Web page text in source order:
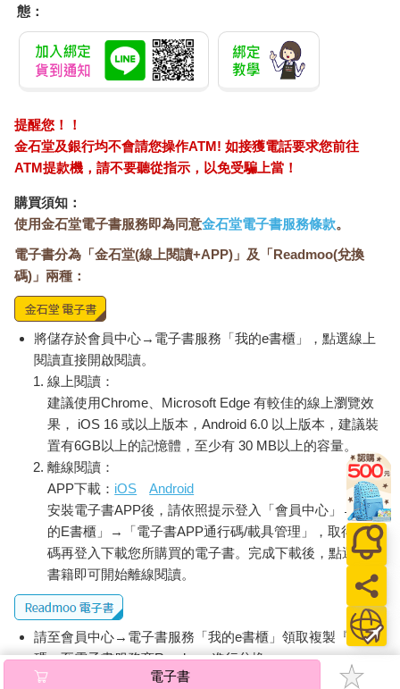
六月到八月這段時間所收穫的；而剩餘的兩成則在秋季採收。春
茶具有優良的風味和香氣。夏茶有優良的風味和型態，加上更為
厚重的黏稠感。秋茶擁有優良的型態， 但茶湯不像夏茶那般厚
當作是機緣湊巧的貢獻， 與稻米、番薯等其他作物一同種植。在
臺地區域，一般農地所占的面積較大， 而且其中用於種植茶樹的
田地比例較高； 但即使在此處，茶樹種植也完全是家族事業，難
中間人四處走動，並向製茶人購買茶葉，隨後再將茶葉賣給本地
商人；因此茶葉在中間人之間轉手，直到最後散裝茶葉都被收集
並包裝為止。在最忙碌的時期，茶園工作量超過家族負荷之際，
偶爾會雇用幫工，但這並非常態。
便開始工作的話，供應飲食的次數會多達一日五次。不過在一般
情況下，工人都會回家吃飯。
穿著燈籠褲的中國姑娘所戴的奇特頭飾，為茶園增添了有趣的特
色，她們的黑色頭巾從竹笠的尖頂拖曳向下，綁在下頷處，保護
頸部免受熱帶驕陽的強烈光線所傷害；妝點景色的還有稻田中顏
色雪白的鷺鷥，說來奇怪，這些鷺鷥的翅膀上似乎形成了咖啡色
的斑點記號， 牠們拋棄了自己原本在稻田中的使命， 轉而負起在
茶樹灌木間站崗的職責。
◆大稻埕搖曳的百合花
「大稻埕搖曳的百合花」是用來形容從事茶葉焙燒，還有在臺灣
的大中央茶葉市場分類貨棧中工作的中國姑娘。她們在炎夏季節
上工的路途中成群結隊，充滿歡聲笑語，完全是大稻埕最美麗的
景象之一。除了纏足之外，T．菲立普．泰瑞（T. Philip Terry）對
早期這些姑娘的描述如下：
她們青澀鮮嫩的臉龐塗抹著白粉與胭脂，墨黑色的頭髮在頭側梳
成光亮的髮髻，並插上一枝茉莉或盛開的玉蘭花做為裝飾，她們
豐滿的面容與閃閃發光的黑色眼睛，散發出撩人的魅力，她們歡
快地前行，為城市增添一道別緻又有趣的音符。
態：
提醒您！！
金石堂及銀行均不會請您操作ATM! 如接獲電話要求您前往
ATM提款機，請不要聽從指示，以免受騙上當！
購買須知：
使用金石堂電子書服務即為同意金石堂電子書服務條款。
電子書分為「金石堂(線上閱讀+APP)」及「Readmoo(兌換
碼)」兩種：
將儲存於會員中心→電子書服務「我的e書櫃」，點選線上
閱讀直接開啟閱讀。
線上閱讀：
建議使用Chrome、Microsoft Edge 有較佳的線上瀏覽效
果， iOS 16 或以上版本，Android 6.0 以上版本，建議裝
置有6GB以上的記憶體，至少有 30 MB以上的容量。
離線閱讀：
APP下載： iOS
Android
安裝電子書APP後，請依照提示登入「會員中心」→「我
的E書櫃」→「電子書APP通行碼/載具管理」，取得通行
碼再登入下載您所購買的電子書。完成下載後，點選任一
書籍即可開始離線閱讀。
請至會員中心→電子書服務「我的e書櫃」領取複製『兌換
碼』至電子書服務商Readmoo進行兌換。
電子書